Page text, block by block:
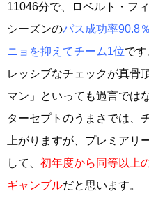
11046分で、ロベルト・フ
シーズンのパス成功率90.8
ニョを抑えてチーム1位で
レッシブなチェックが真骨
マン」といっても過言では
ターセプトのうまさでは、
上がりますが、プレミアリ
して、 初年度から同等以上
ギャンブルだと思います。